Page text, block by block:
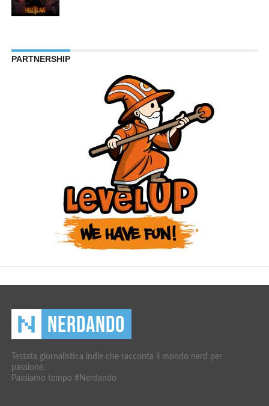
PARTNERSHIP
Testata giornalistica indie che racconta il mondo nerd per
passione.
Passiamo tempo #Nerdando